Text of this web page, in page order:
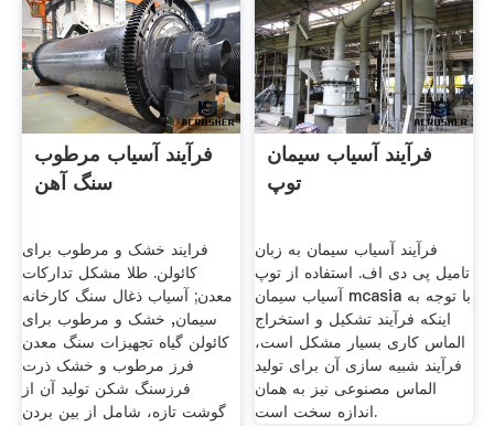
فرآیند آسیاب مرطوب
سنگ آهن
فرایند خشک و مرطوب برای
کائولن. طلا مشکل تدارکات
معدن; آسیاب ذغال سنگ کارخانه
سیمان, خشک و مرطوب برای
کائولن گیاه تجهیزات سنگ معدن
فرز مرطوب و خشک ذرت
فرزسنگ شکن تولید آن از
گوشت تازه، شامل از بین بردن
فرآیند آسیاب سیمان
توپ
فرآیند آسیاب سیمان به زبان
تامیل پی دی اف. استفاده از توپ
آسیاب سیمان mcasia با توجه به
اینکه فرآیند تشکیل و استخراج
الماس کاری بسیار مشکل است،
فرآیند شبیه سازی آن برای تولید
الماس مصنوعی نیز به همان
اندازه سخت است.